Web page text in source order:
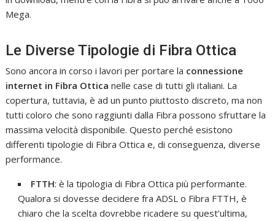
Mega.
Le Diverse Tipologie di Fibra Ottica
Sono ancora in corso i lavori per portare la connessione
internet in Fibra Ottica nelle case di tutti gli italiani. La
copertura, tuttavia, è ad un punto piuttosto discreto, ma non
tutti coloro che sono raggiunti dalla Fibra possono sfruttare la
massima velocità disponibile. Questo perché esistono
differenti tipologie di Fibra Ottica e, di conseguenza, diverse
performance.
FTTH: è la tipologia di Fibra Ottica più performante.
Qualora si dovesse decidere fra ADSL o Fibra FTTH, è
chiaro che la scelta dovrebbe ricadere su quest’ultima,